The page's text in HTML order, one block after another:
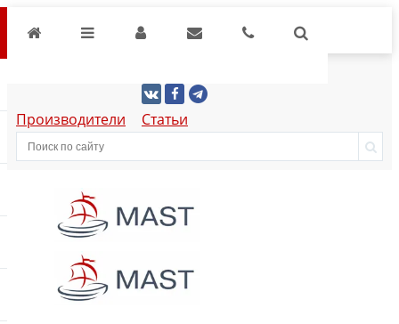
Производители Статьи